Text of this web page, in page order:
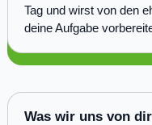
Tag und wirst von den
deine Aufgabe
Was wir uns von